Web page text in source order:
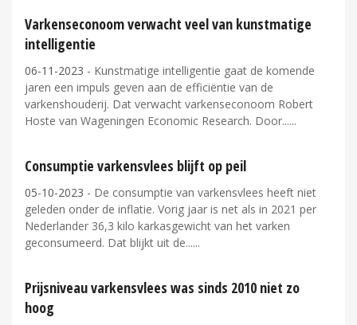
Varkenseconoom verwacht veel van kunstmatige
intelligentie
06-11-2023 - Kunstmatige intelligentie gaat de komende
jaren een impuls geven aan de efficiëntie van de
varkenshouderij. Dat verwacht varkenseconoom Robert
Hoste van Wageningen Economic Research. Door...
Consumptie varkensvlees blijft op peil
05-10-2023 - De consumptie van varkensvlees heeft niet
geleden onder de inflatie. Vorig jaar is net als in 2021 per
Nederlander 36,3 kilo karkasgewicht van het varken
geconsumeerd. Dat blijkt uit de...
Prijsniveau varkensvlees was sinds 2010 niet zo
hoog